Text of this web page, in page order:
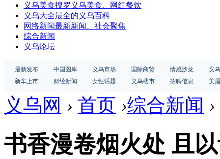
义乌美食搜罗义乌美食、网红餐饮
义乌大全最全的义乌百科
网络新闻最新新闻、社会聚焦
综合新闻
义乌论坛
最新发布 中国图库 义乌市场 国际商贸 情感沙龙
义
新车上市
财经新闻 女性话题 义乌楼市 招聘信息 美
义乌网 › 首页 ›综合新闻 ›
书香漫卷烟火处 且